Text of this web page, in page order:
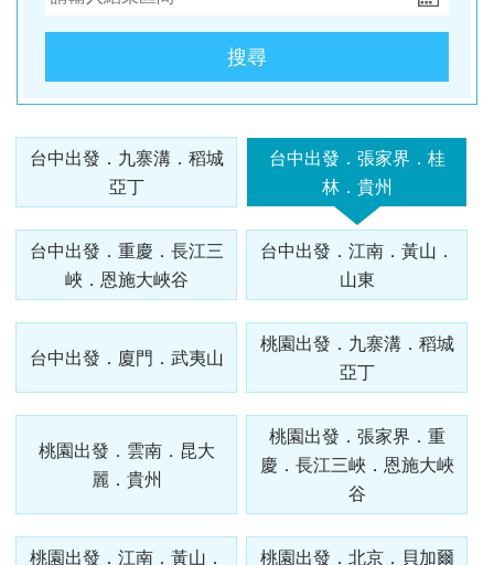
出
山陰
山
陽．
四國
秘境
出
北海
道．
破冰
船．
北海
道機
加酒
台中
出
北海
道．
楓紅
北
國．
國度
出
京阪
神．
立山
黑
部．
富士
山．
東北
出
四國
秘
境．
熊
本．
州．
福岡
台中
發．
沖繩
高雄
出
發．
東
【獨家
中釜玩
麗水】
星球水
族館、
順天灣
國家園
林、
車+纜
車、泰
【心動
釜山玩
麗水】
LUGE
渠道滑
車+纜
車、泰
迪熊博
物館、
島、海
金剛船
【暑假
州鬥陣
行】濟
州鐵軌
自行車
（四人
一臺）
泰迪熊
跆拳武
藝秀、
【中釜
玩星宇
帶您嗨
翻釜
山】渠
道滑車
+纜
車、海
岸列
車、加
耶主題
公園
【玩釜
宇】加
耶主題
公園
+韓服
體驗
+塗鴉
秀、
釜山天
際線斜
出
九寨
溝．
稻城
亞丁
出
雲
南．
昆大
麗．
貴州
桃園
出
張家
界．
重
慶．
長江
峽．
出
江
南．
黃
山．
江西
出
北
京．
貝加
爾湖
桃園
發．
哈爾
桃園
出
發．
絲
桃園
發．
島．
海盜
船
桃園
發．
島．
宿霧
高雄
出
發．
港．
六人
小團
峴港】
優雅在
全開夯
玩峴
長灘】
長灘島
【萬象
暹邏】
頂泰豐
發峴慢
悠法式
【知南
行易】
魅力雙
梨+黃
金海岸
８日～
雙城遊
船、螃
態、無
尾熊抱
抱（中
華航
【知南
行易】
希爾頓
假期、
東澳全
覽９日
～入住
店１
晚、雙
加贈雪
梨夜遊
【知南
行易】
食在好
3.0、
東澳９
廳、全
覽三
城、加
贈雪梨
【知南
行易】
新一品
紐西蘭
１０天
～金旅
獎、南
冰河峽
灣（紐
西蘭航
空）
【知南
行易】
東澳蒂
日～金
旅獎、
徒步美
圖、登
三塔暢
遊農莊
英國
蘭．
尼
亞．
拉脫
維
亞．
立陶
宛
郵輪】
探索星
號～石
垣島海
天２夜
（基隆
港出
郵輪】
探索星
號～那
霸、石
垣假期
４天３
夜（基
隆港出
【歐亞
玩家】
地中海
郵輪假
期榮耀
古島、
沖繩、
（基隆
出發）
玩家】
2026
詩歌極
境星旅
～MSC
阿拉斯
加冰河
奇航１
早鳥優
惠實施
中 ）
玩家】
文明與
自然的
盛典・
海十六
湖１４
和諧
大利、
克羅埃
西亞、
希臘、
蒙特內
哥羅、
金門】
戰地三
日遊
（台中
） 華
信航空
台灣】
去馬祖
卡蹓、
暢遊
南、北
竿三日
( 台中
出發 )
【樂遊
金門】
山后民
俗文化
村、建
痛風海
鮮餐三
）6人
成行、
北中南
大小
金】金
門摩西
分海、
太武
山、豪
華全牛
宴三天
出發
）華信
航空
大小
金】金
門摩西
分海、
牛宴四
日（
全程無
台中出發．九寨溝．稻城
亞丁
台中出發．張家界．桂
林．貴州
台中出發．重慶．長江三
峽．恩施大峽谷
台中出發．江南．黃山．
山東
台中出發．廈門．武夷山
桃園出發．九寨溝．稻城
亞丁
桃園出發．雲南．昆大
麗．貴州
桃園出發．張家界．重
慶．長江三峽．恩施大峽
谷
桃園出發．江南．黃山．
桃園出發．北京．貝加爾